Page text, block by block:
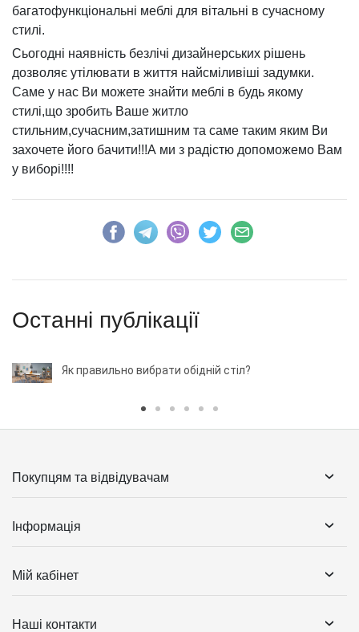
багатофункціональні меблі для вітальні в сучасному
стилі.
Сьогодні наявність безлічі дизайнерських рішень
дозволяє утілювати в життя найсміливіші задумки.
Саме у нас Ви можете знайти меблі в будь якому
стилі,що зробить Ваше житло
стильним,сучасним,затишним та саме таким яким Ви
захочете його бачити!!!А ми з радістю допоможемо Вам
у виборі!!!!
Останні публікації
Як правильно вибрати обідній стіл?
Покупцям та відвідувачам
Інформація
Мій кабінет
Наші контакти